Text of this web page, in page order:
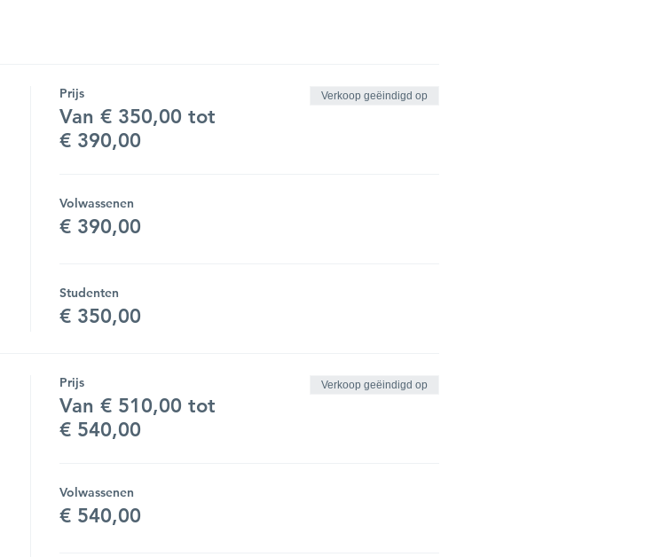
Prijs
Van € 350,00 tot
€ 390,00
Verkoop geëindigd op
Volwassenen
€ 390,00
Studenten
€ 350,00
Prijs
Van € 510,00 tot
€ 540,00
Verkoop geëindigd op
Volwassenen
€ 540,00